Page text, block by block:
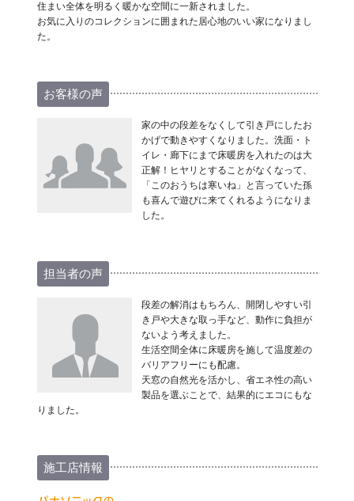
住まい全体を明るく暖かな空間に一新されました。
お気に入りのコレクションに囲まれた居心地のいい家になりまし
た。
お客様の声
家の中の段差をなくして引き戸にしたお
かげで動きやすくなりました。洗面・ト
イレ・廊下にまで床暖房を入れたのは大
正解！ヒヤリとすることがなくなって、
「このおうちは寒いね」と言っていた孫
も喜んで遊びに来てくれるようになりま
した。
担当者の声
段差の解消はもちろん、開閉しやすい引
き戸や大きな取っ手など、動作に負担が
ないよう考えました。
生活空間全体に床暖房を施して温度差の
バリアフリーにも配慮。
天窓の自然光を活かし、省エネ性の高い
製品を選ぶことで、結果的にエコにもな
りました。
施工店情報